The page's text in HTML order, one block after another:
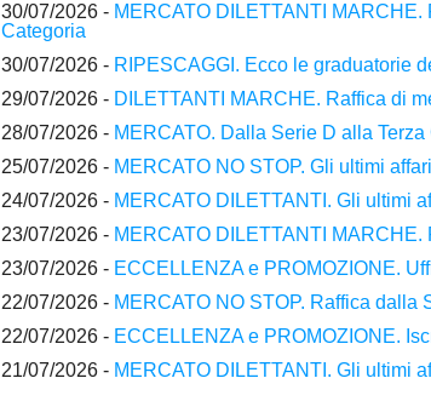
30/07/2026 - MERCATO DILETTANTI
Categoria
30/07/2026 - RIPESCAGGI. Ecco le graduatorie
29/07/2026 - DILETTANTI MARCHE. Raffica di
28/07/2026 - MERCATO. Dalla Serie D alla
25/07/2026 - MERCATO NO STOP. Gli ultimi
24/07/2026 - MERCATO DILETTANTI. Gli ultimi
23/07/2026 - MERCATO DILETTANTI MARCHE.
23/07/2026 - ECCELLENZA e PROMOZIONE.
22/07/2026 - MERCATO NO STOP. Raffica dalla
22/07/2026 - ECCELLENZA e PROMOZIONE.
21/07/2026 - MERCATO DILETTANTI. Gli ultimi